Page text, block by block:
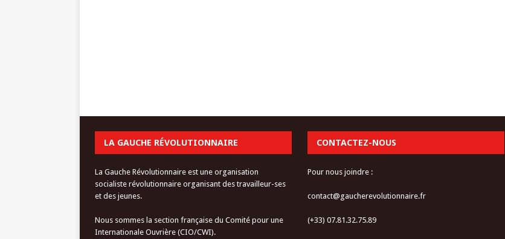
LA GAUCHE RÉVOLUTIONNAIRE
La Gauche Révolutionnaire est une organisation
socialiste révolutionnaire organisant des travailleur-ses
et des jeunes.
Nous sommes la section française du Comité pour une
Internationale Ouvrière (CIO/CWI).
CONTACTEZ-NOUS
Pour nous joindre :
contact@gaucherevolutionnaire.fr
(+33) 07.81.32.75.89